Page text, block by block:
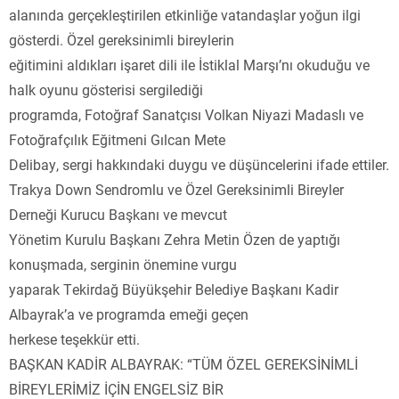
alanında gerçekleştirilen etkinliğe vatandaşlar yoğun ilgi
gösterdi. Özel gereksinimli bireylerin
eğitimini aldıkları işaret dili ile İstiklal Marşı’nı okuduğu ve
halk oyunu gösterisi sergilediği
programda, Fotoğraf Sanatçısı Volkan Niyazi Madaslı ve
Fotoğrafçılık Eğitmeni Gılcan Mete
Delibay, sergi hakkındaki duygu ve düşüncelerini ifade ettiler.
Trakya Down Sendromlu ve Özel Gereksinimli Bireyler
Derneği Kurucu Başkanı ve mevcut
Yönetim Kurulu Başkanı Zehra Metin Özen de yaptığı
konuşmada, serginin önemine vurgu
yaparak Tekirdağ Büyükşehir Belediye Başkanı Kadir
Albayrak’a ve programda emeği geçen
herkese teşekkür etti.
BAŞKAN KADİR ALBAYRAK: “TÜM ÖZEL GEREKSİNİMLİ
BİREYLERİMİZ İÇİN ENGELSİZ BİR